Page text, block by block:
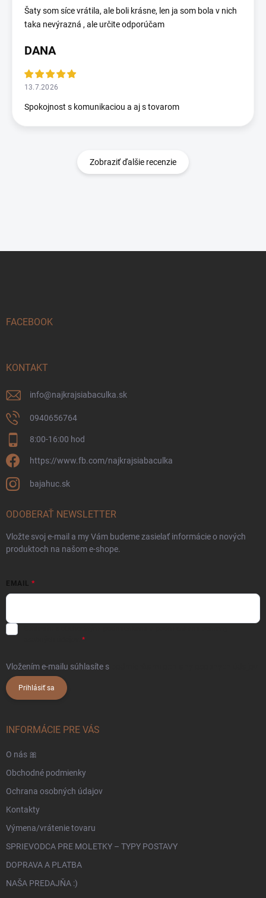
Šaty som síce vrátila, ale boli krásne, len ja som bola v nich
taka nevýrazná , ale určite odporúčam
DANA
13.7.2026
Spokojnost s komunikaciou a aj s tovarom
Zobraziť ďalšie recenzie
FACEBOOK
KONTAKT
info@najkrajsiabaculka.sk
0940656764
8:00-16:00 hod
https://www.fb.com/najkrajsiabaculka
bajahuc.sk
ODOBERAŤ NEWSLETTER
Vložte svoj e-mail a my Vám budeme zasielať informácie o nových
produktoch na našom e-shope.
EMAIL
Vložením e-mailu súhlasíte s
Prihlásiť sa
INFORMÁCIE PRE VÁS
O nás 🎀
Obchodné podmienky
Ochrana osobných údajov
Kontakty
Výmena/vrátenie tovaru
SPRIEVODCA PRE MOLETKY – TYPY POSTAVY
DOPRAVA A PLATBA
NAŠA PREDAJŇA :)